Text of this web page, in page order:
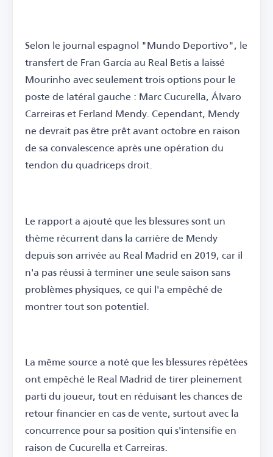
Selon le journal espagnol "Mundo Deportivo", le
transfert de Fran García au Real Betis a laissé
Mourinho avec seulement trois options pour le
poste de latéral gauche : Marc Cucurella, Álvaro
Carreiras et Ferland Mendy. Cependant, Mendy
ne devrait pas être prêt avant octobre en raison
de sa convalescence après une opération du
tendon du quadriceps droit.
Le rapport a ajouté que les blessures sont un
thème récurrent dans la carrière de Mendy
depuis son arrivée au Real Madrid en 2019, car il
n'a pas réussi à terminer une seule saison sans
problèmes physiques, ce qui l'a empêché de
montrer tout son potentiel.
La même source a noté que les blessures répétées
ont empêché le Real Madrid de tirer pleinement
parti du joueur, tout en réduisant les chances de
retour financier en cas de vente, surtout avec la
concurrence pour sa position qui s'intensifie en
raison de Cucurella et Carreiras.